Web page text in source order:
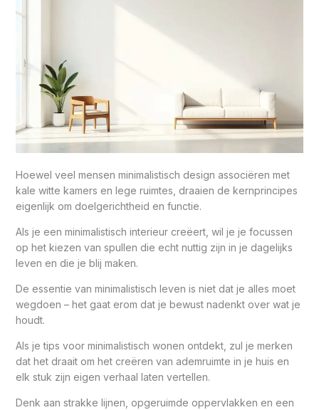
Hoewel veel mensen minimalistisch design associëren met
kale witte kamers en lege ruimtes, draaien de kernprincipes
eigenlijk om doelgerichtheid en functie.
Als je een minimalistisch interieur creëert, wil je je focussen
op het kiezen van spullen die echt nuttig zijn in je dagelijks
leven en die je blij maken.
De essentie van minimalistisch leven is niet dat je alles moet
wegdoen – het gaat erom dat je bewust nadenkt over wat je
houdt.
Als je tips voor minimalistisch wonen ontdekt, zul je merken
dat het draait om het creëren van ademruimte in je huis en
elk stuk zijn eigen verhaal laten vertellen.
Denk aan strakke lijnen, opgeruimde oppervlakken en een